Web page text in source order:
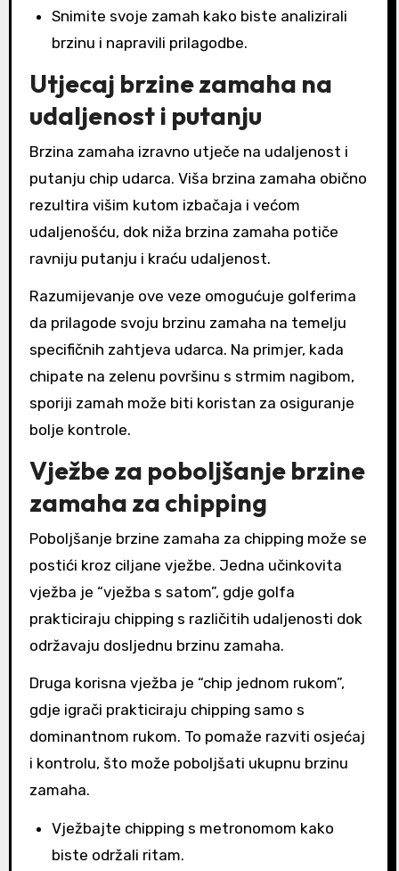
Snimite svoje zamah kako biste analizirali
brzinu i napravili prilagodbe.
Utjecaj brzine zamaha na
udaljenost i putanju
Brzina zamaha izravno utječe na udaljenost i
putanju chip udarca. Viša brzina zamaha obično
rezultira višim kutom izbačaja i većom
udaljenošću, dok niža brzina zamaha potiče
ravniju putanju i kraću udaljenost.
Razumijevanje ove veze omogućuje golferima
da prilagode svoju brzinu zamaha na temelju
specifičnih zahtjeva udarca. Na primjer, kada
chipate na zelenu površinu s strmim nagibom,
sporiji zamah može biti koristan za osiguranje
bolje kontrole.
Vježbe za poboljšanje brzine
zamaha za chipping
Poboljšanje brzine zamaha za chipping može se
postići kroz ciljane vježbe. Jedna učinkovita
vježba je “vježba s satom”, gdje golfa
prakticiraju chipping s različitih udaljenosti dok
održavaju dosljednu brzinu zamaha.
Druga korisna vježba je “chip jednom rukom”,
gdje igrači prakticiraju chipping samo s
dominantnom rukom. To pomaže razviti osjećaj
i kontrolu, što može poboljšati ukupnu brzinu
zamaha.
Vježbajte chipping s metronomom kako
biste održali ritam.